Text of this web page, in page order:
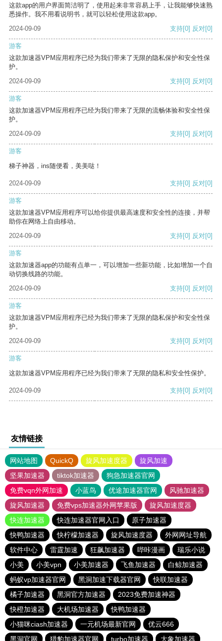
这款app的用户界面简洁明了，使用起来非常容易上手，让我能够快速熟
悉操作。我不用看说明书，就可以轻松使用这款app。
2024-09-09
支持[0] 反对[0]
游客
这款加速器VPM应用程序已经为我们带来了无限的隐私保护和安全性保
护。
2024-09-09
支持[0] 反对[0]
游客
这款加速器VPM应用程序已经为我们带来了无限的流畅体验和安全性保
护。
2024-09-09
支持[0] 反对[0]
游客
梯子神器，ins随便看，美美哒！
2024-09-09 支持[0] 反对[0]
游客
这款加速器VPM应用程序可以给你提供最高速度和安全性的连接，并帮
助你在网络上自由移动。
2024-09-09
支持[0] 反对[0]
游客
这款加速器app的功能有点单一，可以增加一些新功能，比如增加一个自
动切换线路的功能。
2024-09-09
支持[0] 反对[0]
游客
这款加速器VPM应用程序已经为我们带来了无限的隐私保护和安全性保
护。
2024-09-09
支持[0] 反对[0]
游客
这款加速器VPM应用程序已经为我们带来了无限的隐私和安全性保护。
2024-09-09 支持[0] 反对[0]
友情链接
网站地图 QuickQ 旋风加速度器
旋风加速
坚果加速器
tiktok加速器
狗急加速器官网
免费vqn外网加速
小蓝鸟 优途加速器官网
风驰加速器
旋风加速器
免费vps加速器外网苹果版
旋风加速度器
快连加速器
快连加速器官网入口
原子加速器
快鸭加速器
快柠檬加速器 旋风加速度器
外网网址导航
软件中心
雷霆加速 狂飙加速器 哔咔漫画
瑞乐小说
小美
小美vpn 小美加速器 飞鱼加速器
白鲸加速器
蚂蚁vp加速器官网
黑洞加速下载器官网
快联加速器
橘子加速器
黑洞官方加速器
2023免费加速神器
快橙加速器
大机场加速器
快鸭加速器
小猫咪ciash加速器
一元机场最新官网
优云666
黑洞官网
猎豹加速器官网 turbo加速器 大象加速器